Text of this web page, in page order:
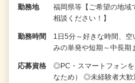
勤務地
福岡県等【ご希望の地
相談ください！】
勤務時間
1日5分～好きな時間、
みの単発や短期～中長
応募資格
◎PC・スマートフォン
なため） ◎未経験者大